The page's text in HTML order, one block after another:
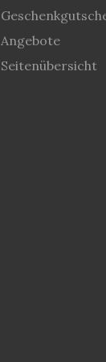
Angebote
Seitenübersicht